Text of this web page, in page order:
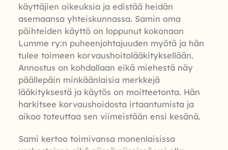
käyttäjien oikeuksia ja edistää heidän
asemaansa yhteiskunnassa. Samin oma
päihteiden käyttö on loppunut kokonaan
Lumme ry:n puheenjohtajuuden myötä ja hän
tulee toimeen korvaushoitolääkityksellään.
Annostus on kohdallaan eikä miehestä näy
päällepäin minkäänlaisia merkkejä
lääkityksestä ja käytös on moitteetonta. Hän
harkitsee korvaushoidosta irtaantumista ja
aikoo toteuttaa sen viimeistään ensi kesänä.
Sami kertoo toimivansa monenlaisissa